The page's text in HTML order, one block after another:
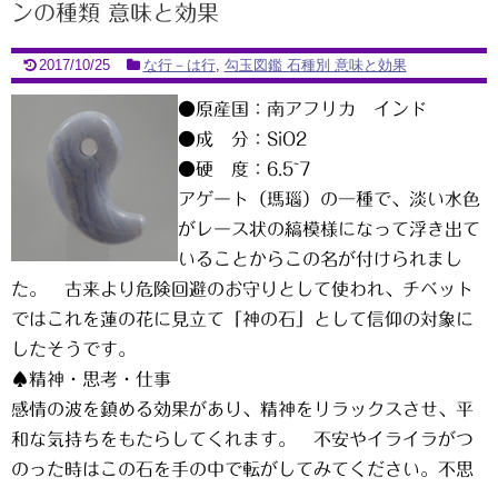
ンの種類 意味と効果
2017/10/25 な行－は行, 勾玉図鑑 石種別 意味と効果
●原産国：南アフリカ インド
●成 分：SiO2
●硬 度：6.5~7
アゲート（瑪瑙）の一種で、淡い水色
がレース状の縞模様になって浮き出て
いることからこの名が付けられまし
た。 古来より危険回避のお守りとして使われ、チベット
ではこれを蓮の花に見立て「神の石」として信仰の対象に
したそうです。
♠精神・思考・仕事
感情の波を鎮める効果があり、精神をリラックスさせ、平
和な気持ちをもたらしてくれます。 不安やイライラがつ
のった時はこの石を手の中で転がしてみてください。不思